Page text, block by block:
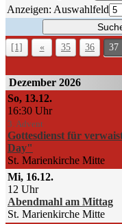
Anzeigen: Auswahlfeld
[1]
« 35 36 37
Dezember 2026
So, 13.12.
16:30 Uhr
3. Advent
Gottesdienst für
Day"
St. Marienkirche Mitte
Mi, 16.12.
12 Uhr
Abendmahl am Mittag
St. Marienkirche Mitte